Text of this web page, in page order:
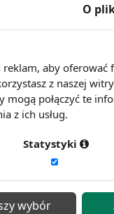
13-03-2025
13-03-2025
O
aby oferować
z naszej
połączyć te
z ich usług.
Statystyki
wybór